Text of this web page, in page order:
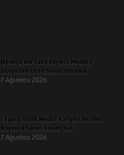
Japonya’nın Saklı Köyleri: Modern
Dünyadan Uzak Sessiz Yolculuk
7 Ağustos 2026
Legacy Artist Nedir? Kariyeri Nesiller
Boyunca Süren Sanatçılar
7 Ağustos 2026